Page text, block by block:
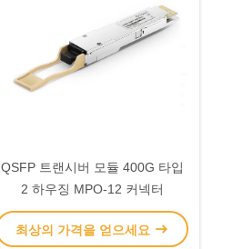
QSFP 트랜시버 모듈 400G 타입
2 하우징 MPO-12 커넥터
최상의 가격을 얻으세요